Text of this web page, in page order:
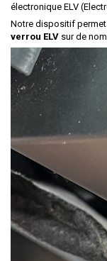
électronique ELV
Notre dispositif
verrou ELV sur de